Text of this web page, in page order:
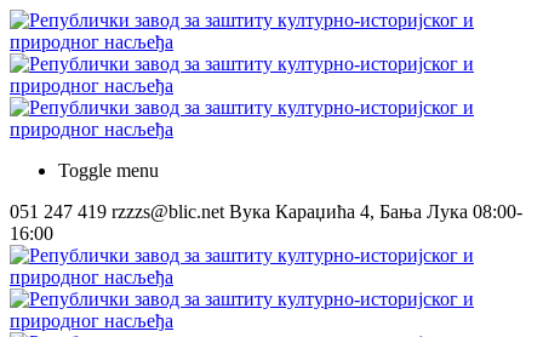
Toggle menu
051 247 419 rzzzs@blic.net Вука Караџића 4, Бања Лука 08:00-
16:00